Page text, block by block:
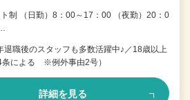
制 （日勤）8：00～17：00 （夜勤）20：0
退職後のスタッフも多数活躍中♪／18歳以上
条による ※例外事由2号）
詳細を見る